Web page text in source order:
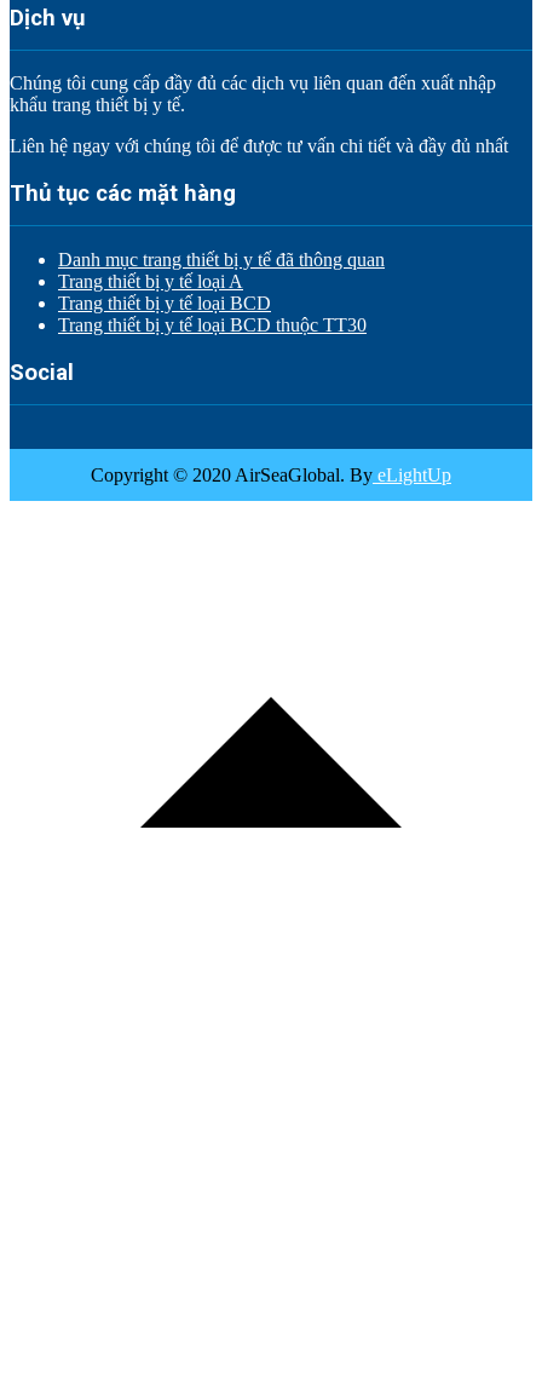
Dịch vụ
Chúng tôi cung cấp đầy đủ các dịch vụ liên quan đến xuất nhập
khẩu trang thiết bị y tế.
Liên hệ ngay với chúng tôi để được tư vấn chi tiết và đầy đủ nhất
Thủ tục các mặt hàng
Danh mục trang thiết bị y tế đã thông quan
Trang thiết bị y tế loại A
Trang thiết bị y tế loại BCD
Trang thiết bị y tế loại BCD thuộc TT30
Social
Copyright © 2020 AirSeaGlobal. By eLightUp